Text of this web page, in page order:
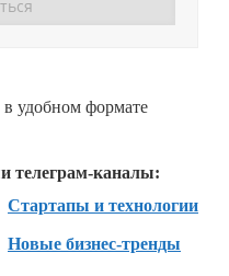
удобном формате
телеграм-каналы:
Стартапы и технологии
Новые бизнес-тренды